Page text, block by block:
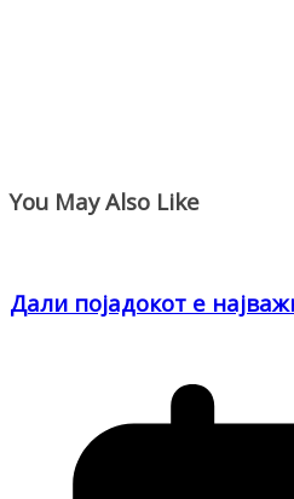
You May Also Like
Дали појадокот е